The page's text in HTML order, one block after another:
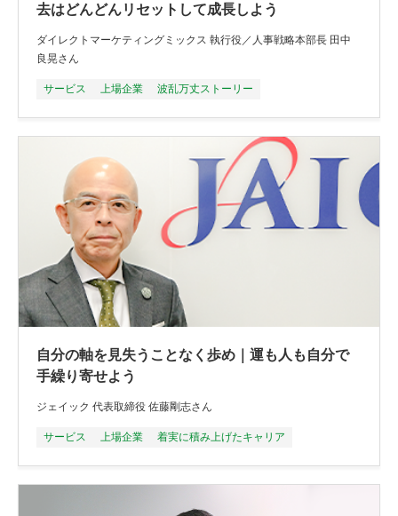
去はどんどんリセットして成長しよう
ダイレクトマーケティングミックス 執行役／人事戦略本部長 田中
良晃さん
サービス 上場企業 波乱万丈ストーリー
自分の軸を見失うことなく歩め｜運も人も自分で
手繰り寄せよう
ジェイック 代表取締役 佐藤剛志さん
サービス 上場企業 着実に積み上げたキャリア